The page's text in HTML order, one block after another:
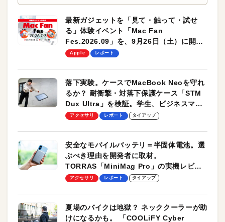
最新ガジェットを「見て・触って・試せ
る」体験イベント「Mac Fan
Fes.2026.09」を、9月26日（土）に開催
します！
Apple レポート
落下実験。ケースでMacBook Neoを守れ
るか？ 耐衝撃・対落下保護ケース「STM
Dux Ultra」を検証。学生、ビジネスマン
のモバイルユースに最適！
アクセサリ レポート タイアップ
安全なモバイルバッテリ＝半固体電池。選
ぶべき理由を開発者に取材。
TORRAS「MiniMag Pro」の実機レビュ
ーも
アクセサリ レポート タイアップ
夏場のバイクは地獄？ ネッククーラーが助
けになるかも。 「COOLiFY Cyber